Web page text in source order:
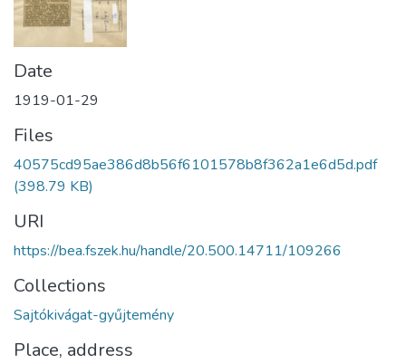
Date
1919-01-29
Files
40575cd95ae386d8b56f6101578b8f362a1e6d5d.pdf
(398.79 KB)
URI
https://bea.fszek.hu/handle/20.500.14711/109266
Collections
Sajtókivágat-gyűjtemény
Place, address